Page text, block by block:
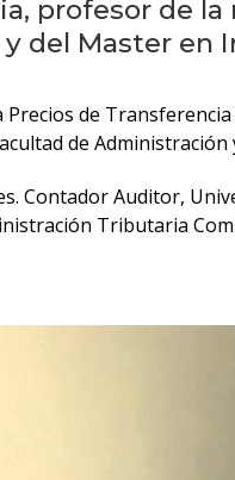
profesor de
del Master en
de Transferencia
de
Contador Auditor,
Tributaria